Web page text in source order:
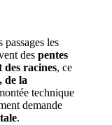
passages les
des pentes
des racines, ce
de la
technique
demande
.